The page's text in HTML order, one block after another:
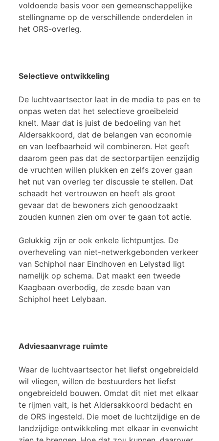
voldoende basis voor een gemeenschappelijke
stellingname op de verschillende onderdelen in
het ORS-overleg.
Selectieve ontwikkeling
De luchtvaartsector laat in de media te pas en te
onpas weten dat het selectieve groeibeleid
knelt. Maar dat is juist de bedoeling van het
Aldersakkoord, dat de belangen van economie
en van leefbaarheid wil combineren. Het geeft
daarom geen pas dat de sectorpartijen eenzijdig
de vruchten willen plukken en zelfs zover gaan
het nut van overleg ter discussie te stellen. Dat
schaadt het vertrouwen en heeft als groot
gevaar dat de bewoners zich genoodzaakt
zouden kunnen zien om over te gaan tot actie.
Gelukkig zijn er ook enkele lichtpuntjes. De
overheveling van niet-netwerkgebonden verkeer
van Schiphol naar Eindhoven en Lelystad ligt
namelijk op schema. Dat maakt een tweede
Kaagbaan overbodig, de zesde baan van
Schiphol heet Lelybaan.
Adviesaanvrage ruimte
Waar de luchtvaartsector het liefst ongebreideld
wil vliegen, willen de bestuurders het liefst
ongebreideld bouwen. Omdat dit niet met elkaar
te rijmen valt, is het Aldersakkoord bedacht en
de ORS ingesteld. Die moet de luchtzijdige en de
landzijdige ontwikkeling met elkaar in evenwicht